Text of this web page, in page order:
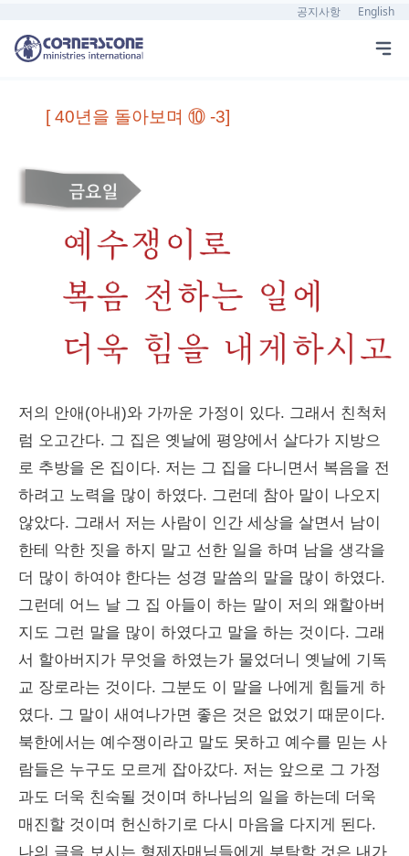
공지사항 English
[ 40년을 돌아보며 ⑩ -3]
저의 안애(아내)와 가까운 가정이 있다. 그래서 친척처
럼 오고간다. 그 집은 옛날에 평양에서 살다가 지방으
로 추방을 온 집이다. 저는 그 집을 다니면서 복음을 전
하려고 노력을 많이 하였다. 그런데 참아 말이 나오지
않았다. 그래서 저는 사람이 인간 세상을 살면서 남이
한테 악한 짓을 하지 말고 선한 일을 하며 남을 생각을
더 많이 하여야 한다는 성경 말씀의 말을 많이 하였다.
그런데 어느 날 그 집 아들이 하는 말이 저의 왜할아버
지도 그런 말을 많이 하였다고 말을 하는 것이다. 그래
서 할아버지가 무엇을 하였는가 물었더니 옛날에 기독
교 장로라는 것이다. 그분도 이 말을 나에게 힘들게 하
였다. 그 말이 새여나가면 좋은 것은 없었기 때문이다.
북한에서는 예수쟁이라고 말도 못하고 예수를 믿는 사
람들은 누구도 모르게 잡아갔다. 저는 앞으로 그 가정
과도 더욱 친숙될 것이며 하나님의 일을 하는데 더욱
매진할 것이며 헌신하기로 다시 마음을 다지게 된다.
나의 글을 보시는 형제자매님들에게 부탁할 것은 내가